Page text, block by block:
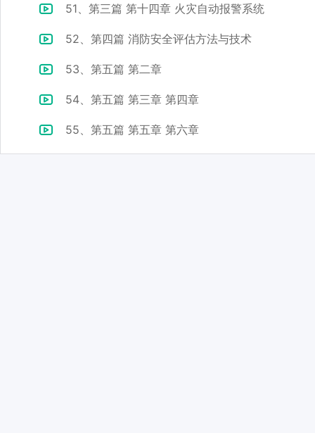
51、第三篇 第十四章 火灾自动报警系统
52、第四篇 消防安全评估方法与技术
53、第五篇 第二章
54、第五篇 第三章 第四章
55、第五篇 第五章 第六章